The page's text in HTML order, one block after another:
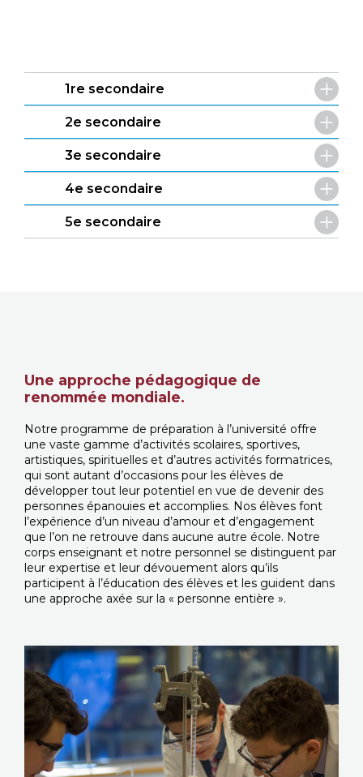
1re secondaire
2e secondaire
3e secondaire
4e secondaire
5e secondaire
Une approche pédagogique de
renommée mondiale.
Notre programme de préparation à l’université offre
une vaste gamme d’activités scolaires, sportives,
artistiques, spirituelles et d’autres activités formatrices,
qui sont autant d’occasions pour les élèves de
développer tout leur potentiel en vue de devenir des
personnes épanouies et accomplies. Nos élèves font
l’expérience d’un niveau d’amour et d’engagement
que l’on ne retrouve dans aucune autre école. Notre
corps enseignant et notre personnel se distinguent par
leur expertise et leur dévouement alors qu’ils
participent à l’éducation des élèves et les guident dans
une approche axée sur la « personne entière ».